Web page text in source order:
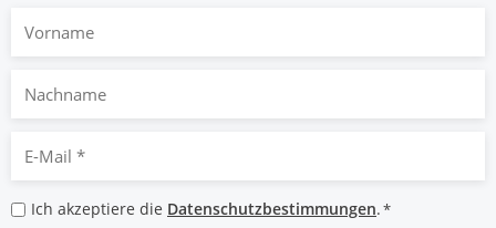
Nachname
Mail
*
Datenschutzbestimmungen
Ich akzeptiere die Datenschutzbestimmungen.*